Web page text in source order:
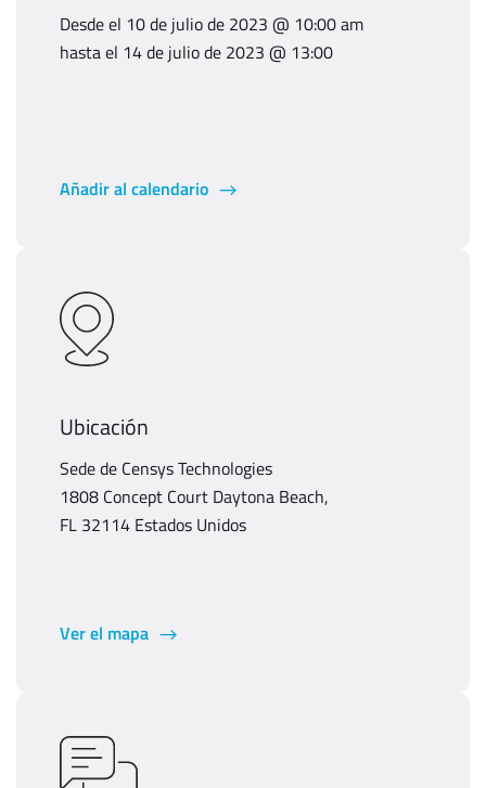
Desde el 10 de julio de 2023 @ 10:00 am
hasta el 14 de julio de 2023 @ 13:00
Añadir al calendario
Ubicación
Sede de Censys Technologies
1808 Concept Court Daytona Beach,
FL 32114 Estados Unidos
Ver el mapa